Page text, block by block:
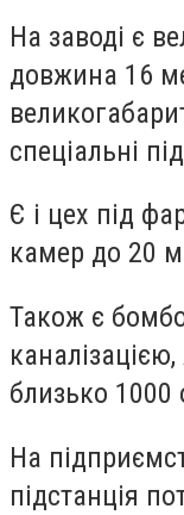
На заводі є
довжина 16
спеціальні
Є і цех під
камер до 20
Також є
близько 1000
На
підстанція